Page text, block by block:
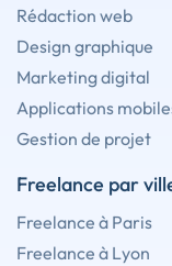
Rédaction web
Design graphique
Marketing digital
Applications
Gestion de projet
Freelance par
Freelance à Paris
Freelance à Lyon